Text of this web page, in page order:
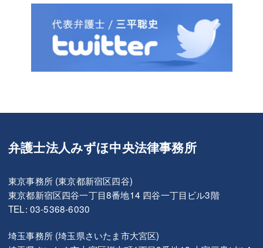
弁護士法人みずほ中央法律事務所
東京事務所 (東京都新宿区四谷)
東京都新宿区四谷一丁目8番地14 四谷一丁目ビル3階
TEL: 03-5368-6030
埼玉事務所 (埼玉県さいたま市大宮区)